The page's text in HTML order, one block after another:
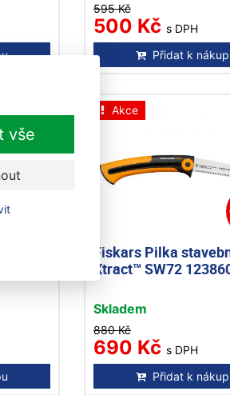
vše
595 Kč
500 Kč s DPH
Přidat k
23%
Akce
Fiskars Pilka
Xtract™ SW72
Skladem
880 Kč
690 Kč s DPH
Přidat k